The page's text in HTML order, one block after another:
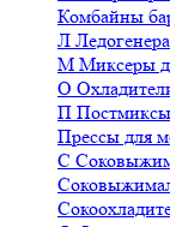
Комбайны
Л
М Миксеры
О
П
Прессы для
С